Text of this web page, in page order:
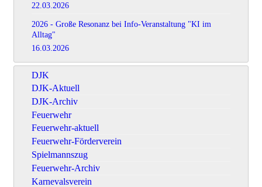
22.03.2026
2026 - Große Resonanz bei Info-Veranstaltung "KI im
Alltag"
16.03.2026
DJK
DJK-Aktuell
DJK-Archiv
Feuerwehr
Feuerwehr-aktuell
Feuerwehr-Förderverein
Spielmannszug
Feuerwehr-Archiv
Karnevalsverein